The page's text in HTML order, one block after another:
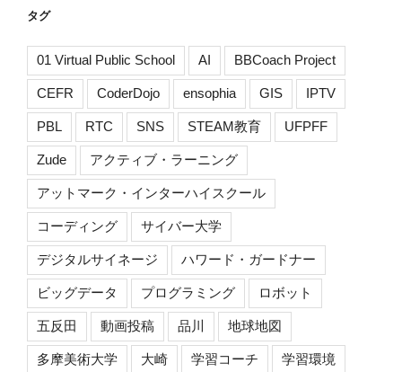
タグ
01 Virtual Public School AI BBCoach Project
CEFR CoderDojo ensophia GIS IPTV
PBL RTC SNS STEAM教育 UFPFF
Zude アクティブ・ラーニング
アットマーク・インターハイスクール
コーディング サイバー大学
デジタルサイネージ ハワード・ガードナー
ビッグデータ プログラミング ロボット
五反田 動画投稿 品川 地球地図
多摩美術大学 大崎 学習コーチ 学習環境